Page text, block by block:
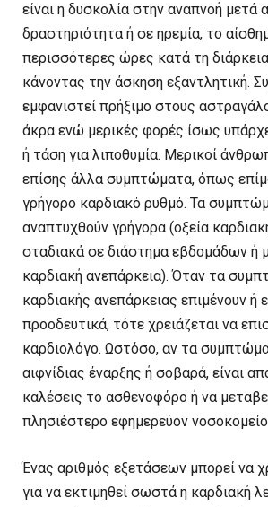
είναι η δυσκολία στην αναπνοή μετά
δραστηριότητα ή σε ηρεμία, το
περισσότερες ώρες κατά τη
κάνοντας την άσκηση εξαντλητική.
εμφανιστεί πρήξιμο στους
άκρα ενώ μερικές φορές ίσως
ή τάση για λιποθυμία. Μερικοί
επίσης άλλα συμπτώματα, όπως
γρήγορο καρδιακό ρυθμό. Τα
αναπτυχθούν γρήγορα (οξεία
σταδιακά σε διάστημα εβδομάδων ή
καρδιακή ανεπάρκεια). Όταν τα
καρδιακής ανεπάρκειας επιμένουν ή
προοδευτικά, τότε χρειάζεται να
καρδιολόγο. Ωστόσο, αν τα
αιφνίδιας έναρξης ή σοβαρά, είναι
καλέσεις το ασθενοφόρο ή να
πλησιέστερο εφημερεύον
Ένας αριθμός εξετάσεων μπορεί να
για να εκτιμηθεί σωστά η καρδιακή